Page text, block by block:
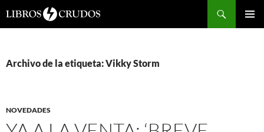
Archivo de la etiqueta: Vikky Storm
NOVEDADES